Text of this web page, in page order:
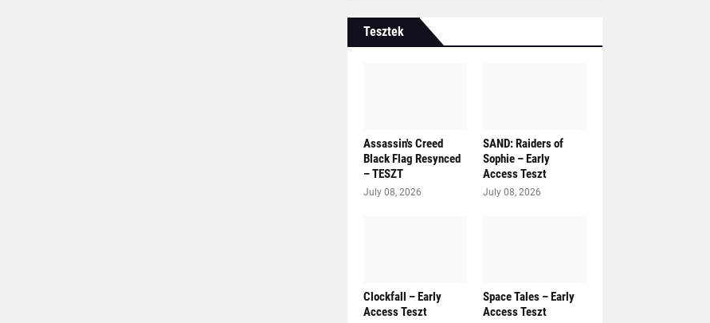
Tesztek
Assassin's Creed
Black Flag Resynced
– TESZT
July 08, 2026
SAND: Raiders of
Sophie – Early
Access Teszt
July 08, 2026
Clockfall – Early
Access Teszt
Space Tales – Early
Access Teszt